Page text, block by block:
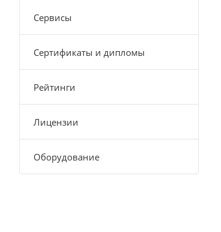
Сервисы
Сертификаты и дипломы
Рейтинги
Лицензии
Оборудование